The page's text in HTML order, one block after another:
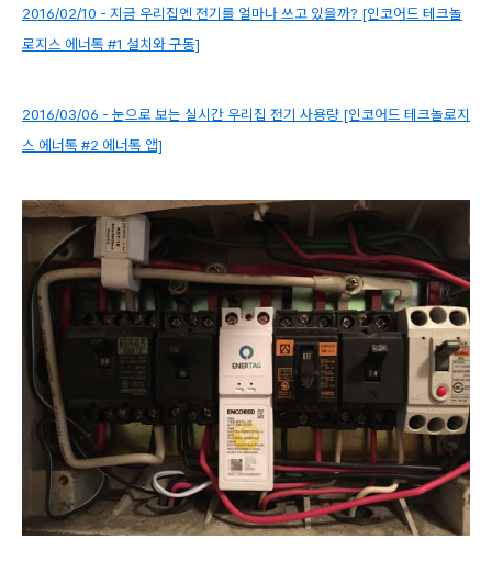
2016/02/10 - 지금 우리집엔 전기를 얼마나 쓰고 있을까? [인코어드 테크놀
로지스 에너톡 #1 설치와 구동]
2016/03/06 - 눈으로 보는 실시간 우리집 전기 사용량 [인코어드 테크놀로지
스 에너톡 #2 에너톡 앱]